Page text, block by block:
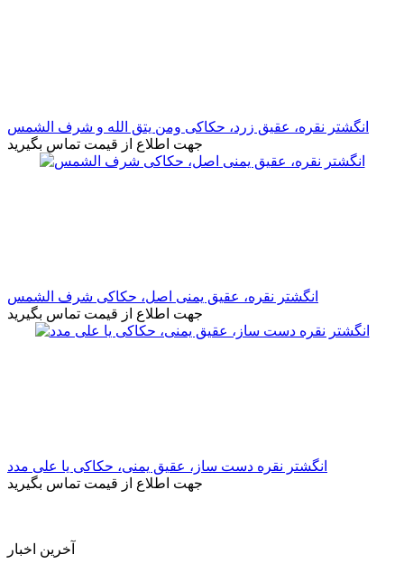
انگشتر نقره، عقیق زرد، حکاکی ومن یتق الله و شرف الشمس
جهت اطلاع از قیمت تماس بگیرید
انگشتر نقره، عقیق یمنی اصل، حکاکی شرف الشمس
جهت اطلاع از قیمت تماس بگیرید
انگشتر نقره دست ساز، عقیق یمنی، حکاکی یا علی مدد
جهت اطلاع از قیمت تماس بگیرید
آخرین اخبار